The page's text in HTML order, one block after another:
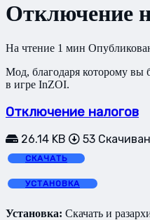
Отключение
На чтение 1 мин
Мод, благодаря которому вы
в игре InZOI.
Отключение налогов
26.14 KB 53
СКАЧАТЬ
УСТАНОВКА
Установка: Скачать и